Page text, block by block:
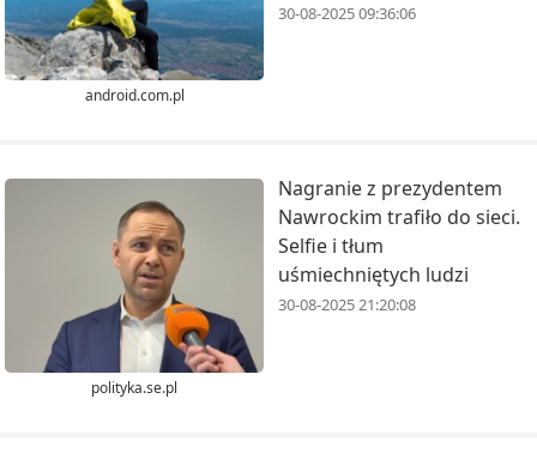
android.com.pl
30-08-2025 09:36:06
polityka.se.pl
Nagranie z prezydentem
Nawrockim trafiło do sieci.
Selfie i tłum
uśmiechniętych ludzi
30-08-2025 21:20:08